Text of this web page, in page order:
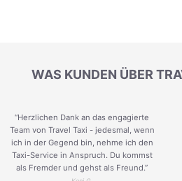
WAS KUNDEN ÜBER
“Herzlichen Dank an das engagierte
Team von Travel Taxi - jedesmal, wenn
ich in der Gegend bin, nehme ich den
Taxi-Service in Anspruch. Du kommst
als Fremder und gehst als Freund.”